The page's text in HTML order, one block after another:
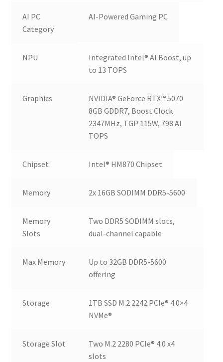
AI PC
Category
AI-Powered Gaming PC
NPU
Integrated Intel® AI Boost, up
to 13 TOPS
Graphics
NVIDIA® GeForce RTX™ 5070
8GB GDDR7, Boost Clock
2347MHz, TGP 115W, 798 AI
TOPS
Chipset Intel® HM870 Chipset
Memory 2x 16GB SODIMM DDR5-5600
Memory
Slots
Two DDR5 SODIMM slots,
dual-channel capable
Max Memory
Up to 32GB DDR5-5600
offering
Storage
1TB SSD M.2 2242 PCIe® 4.0×4
NVMe®
Storage Slot
Two M.2 2280 PCIe® 4.0 x4
slots